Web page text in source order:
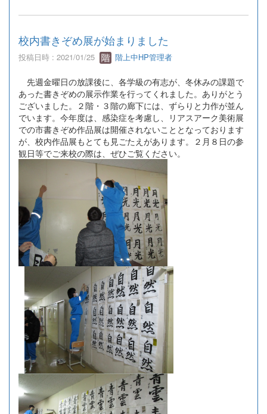
校内書きぞめ展が始まりました
投稿日時 : 2021/01/25 階上中HP管理者
先週金曜日の放課後に、各学級の有志が、冬休みの課題で
あった書きぞめの展示作業を行ってくれました。ありがとう
ございました。２階・３階の廊下には、ずらりと力作が並ん
でいます。今年度は、感染症を考慮し、リアスアーク美術展
での市書きぞめ作品展は開催されないこととなっております
が、校内作品展もとても見ごたえがあります。２月８日の参
観日等でご来校の際は、ぜひご覧ください。